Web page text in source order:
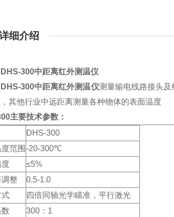
细介绍
300中距离红外测温仪
300中距离红外测温仪测量输电线路接头
其他行业中远距离测量各种物体的表面温度
主要技术参数：
DHS-300
范围 -20-300℃
度
≤5%
整
0.5-1.0
式
四倍同轴光学瞄准，平行激光
300：1